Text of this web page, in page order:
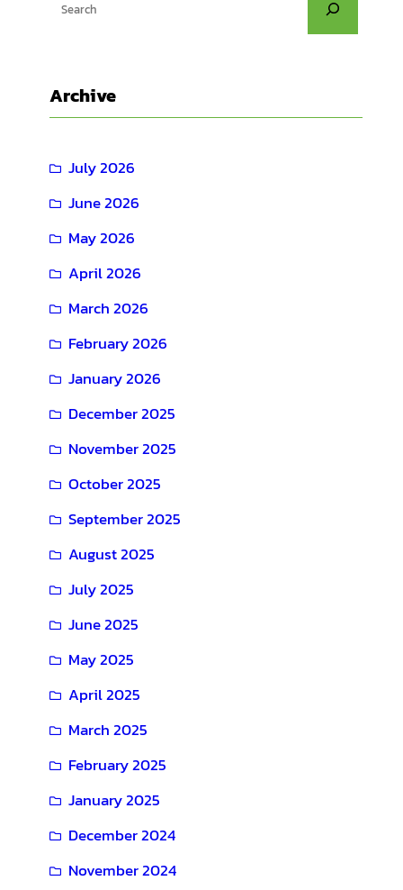
c
h
Archive
July 2026
June 2026
May 2026
April 2026
March 2026
February 2026
January 2026
December 2025
November 2025
October 2025
September 2025
August 2025
July 2025
June 2025
May 2025
April 2025
March 2025
February 2025
January 2025
December 2024
November 2024